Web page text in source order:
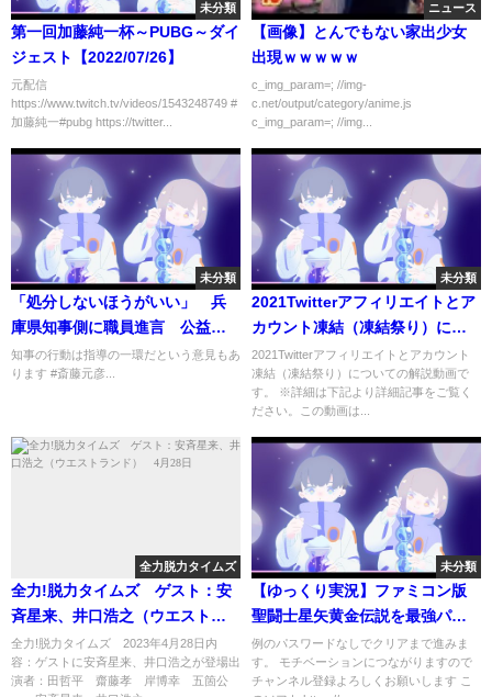
未分類
第一回加藤純一杯～PUBG～ダイ
ジェスト【2022/07/26】
元配信
https://www.twitch.tv/videos/1543248749 #
加藤純一#pubg https://twitter...
ニュース
【画像】とんでもない家出少女
出現ｗｗｗｗｗ
c_img_param=; //img-
c.net/output/category/anime.js
c_img_param=; //img...
未分類
「処分しないほうがいい」 兵
庫県知事側に職員進言 公益通
報巡り 知事の行動は公益通報
者保護法に違反していると感じ
知事の行動は指導の一環だという意見もあ
ります #斎藤元彦...
未分類
2021Twitterアフィリエイトとア
カウント凍結（凍結祭り）につ
いて
2021Twitterアフィリエイトとアカウント
凍結（凍結祭り）についての解説動画で
す。 ※詳細は下記より詳細記事をご覧く
ださい。この動画は...
全力脱力タイムズ
全力!脱力タイムズ ゲスト：安
斉星来、井口浩之（ウエストラ
ンド） 4月28日
全力!脱力タイムズ 2023年4月28日内
容：ゲストに安斉星来、井口浩之が登場出
演者：田哲平 齋藤孝 岸博幸 五箇公
未分類
【ゆっくり実況】ファミコン版
聖闘士星矢黄金伝説を最強パス
なしで完全攻略
例のパスワードなしでクリアまで進みま
す。 モチベーションにつながりますので
チャンネル登録よろしくお願いします こ